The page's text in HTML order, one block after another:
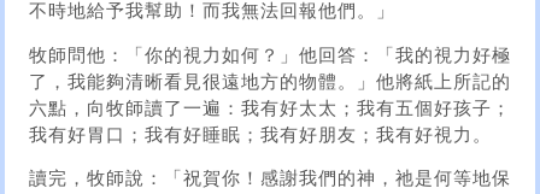
不時地給予我幫助！而我無法回報他們。」
牧師問他：「你的視力如何？」他回答：「我的視力好極
了，我能夠清晰看見很遠地方的物體。」他將紙上所記的
六點，向牧師讀了一遍：我有好太太；我有五個好孩子；
我有好胃口；我有好睡眠；我有好朋友；我有好視力。
讀完，牧師說：「祝賀你！感謝我們的神，祂是何等地保